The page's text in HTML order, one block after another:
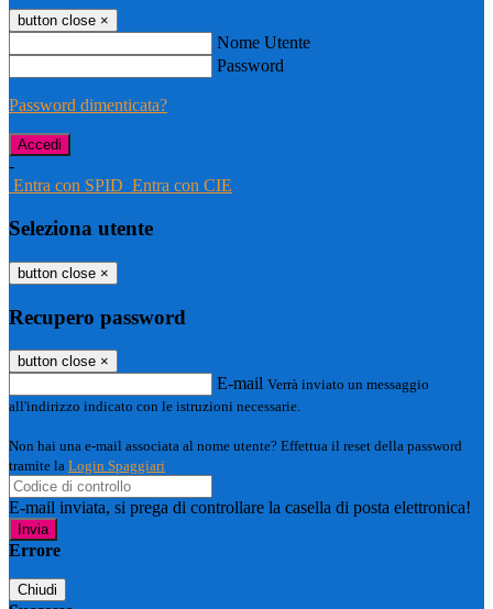
button close ×
Nome Utente
Password
Password dimenticata?
-
Entra con SPID Entra con CIE
Seleziona utente
button close ×
Recupero password
button close ×
E-mail Verrà inviato un messaggio
all'indirizzo indicato con le istruzioni necessarie.
Non hai una e-mail associata al nome utente? Effettua il reset della password
tramite la Login Spaggiari
E-mail inviata, si prega di controllare la casella di posta elettronica!
Errore
Chiudi